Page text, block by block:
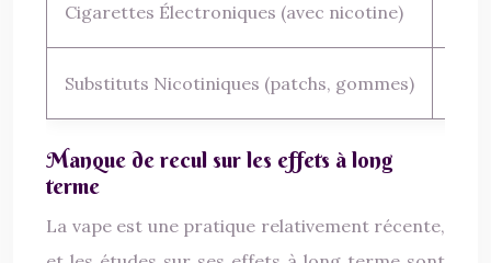
Cigarettes Électroniques (avec nicotine)
Substituts Nicotiniques (patchs, gommes)
Manque de recul sur les effets à long
terme
La vape est une pratique relativement récente,